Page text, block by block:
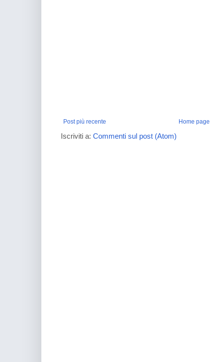
Post più recente Home page
Iscriviti a: Commenti sul post (Atom)